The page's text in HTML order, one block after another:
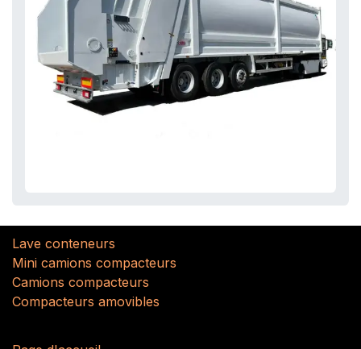
Lave conteneurs
Mini camions compacteurs
Camions compacteurs
Compacteurs amovibles